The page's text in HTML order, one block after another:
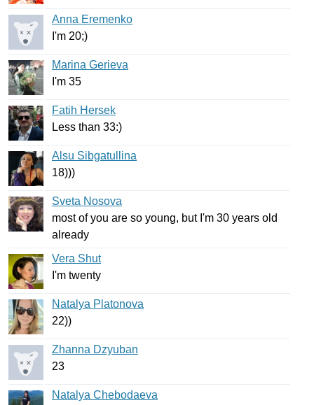
Anna Eremenko
I'm 20;)
Marina Gerieva
I'm 35
Fatih Hersek
Less than 33:)
Alsu Sibgatullina
18)))
Sveta Nosova
most of you are so young, but I'm 30 years old
already
Vera Shut
I'm twenty
Natalya Platonova
22))
Zhanna Dzyuban
23
Natalya Chebodaeva